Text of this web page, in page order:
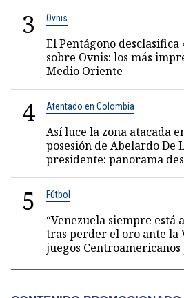
3 Ovnis
El Pentágono desclasifica
sobre Ovnis: los más
Medio Oriente
4 Atentado en Colombia
Así luce la zona atacada
posesión de Abelardo De
presidente: panorama
5 Fútbol
“Venezuela siempre está
tras perder el oro ante la
juegos